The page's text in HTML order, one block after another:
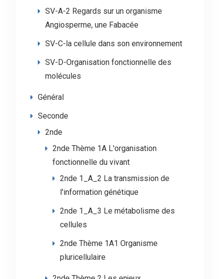
SV-A-2 Regards sur un organisme
Angiosperme, une Fabacée
SV-C-la cellule dans son environnement
SV-D-Organisation fonctionnelle des
molécules
Général
Seconde
2nde
2nde Thème 1A L'organisation
fonctionnelle du vivant
2nde 1_A_2 La transmission de
l'information génétique
2nde 1_A_3 Le métabolisme des
cellules
2nde Thème 1A1 Organisme
pluricellulaire